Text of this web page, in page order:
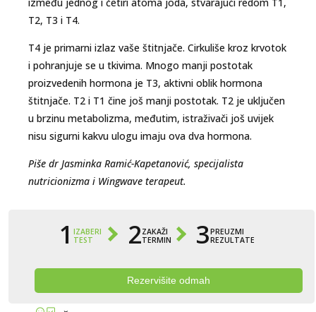
T2, T3 i T4.
T4 je primarni izlaz vaše štitnjače. Cirkuliše kroz krvotok
i pohranjuje se u tkivima. Mnogo manji postotak
proizvedenih hormona je T3, aktivni oblik hormona
štitnjače. T2 i T1 čine još manji postotak. T2 je uključen
u brzinu metabolizma, međutim, istraživači još uvijek
nisu sigurni kakvu ulogu imaju ova dva hormona.
Piše dr Jasminka Ramić-Kapetanović, specijalista
nutricionizma i Wingwave terapeut.
1IZABERI
TEST
2ZAKAŽI
TERMIN
3PREUZMI
REZULTATE
Rezervišite odmah